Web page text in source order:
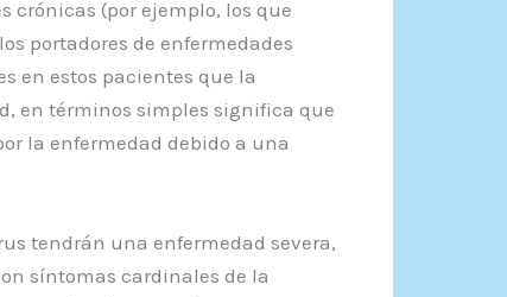
crónicas (por ejemplo, los que
portadores de enfermedades
en estos pacientes que la
en términos simples significa que
la enfermedad debido a una
tendrán una enfermedad severa,
síntomas cardinales de la